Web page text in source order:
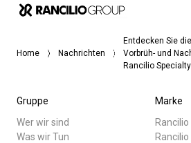
Home Nachrichten
Entdecken Sie
Vorbrüh- und
Rancilio Specialty
Gruppe
Wer wir sind
Was wir Tun
Marke
Rancilio